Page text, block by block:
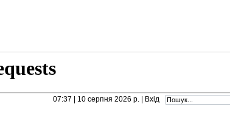
07:37 | 10 серпня 2026 р. | Вхід